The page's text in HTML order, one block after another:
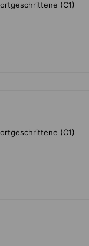
(C1)
(C1)